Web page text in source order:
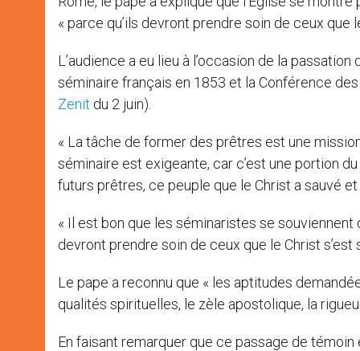
« parce qu’ils devront prendre soin de ceux que
L’audience a eu lieu à l’occasion de la
séminaire français en 1853 et la Conférence
Zenit du 2 juin).
« La tâche de former des prêtres est une
séminaire est exigeante, car c’est une portion
futurs prêtres, ce peuple que le Christ a sauvé et
« Il est bon que les séminaristes se souviennent
devront prendre soin de ceux que le Christ s’est
Le pape a reconnu que « les aptitudes
qualités spirituelles, le zèle apostolique, la
En faisant remarquer que ce passage de